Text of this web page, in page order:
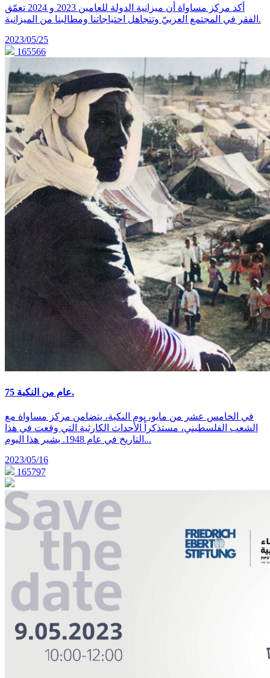
أكد مركز مساواة أن ميزانية الدولة للعامين 2023 و 2024 تعمّق
الفقر في المجتمع العربيّ وتتجاهل احتياجاتنا ومطالبنا من الميزانية.
2023/05/25
165566
75 عام من النكبة.
في الخامس عشر من مايو، يوم النكبة، يتضامن مركز مساواة مع
الشعب الفلسطيني، مستذكراً الأحداث الكارثية التي وقعت في هذا
التاريخ في عام 1948. يشير هذا اليوم...
2023/05/16
165797